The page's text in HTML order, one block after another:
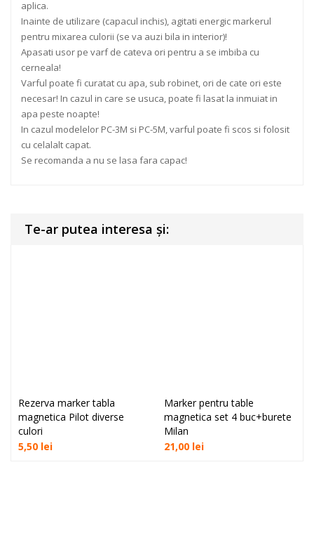
aplica.
Inainte de utilizare (capacul inchis), agitati energic markerul
pentru mixarea culorii (se va auzi bila in interior)!
Apasati usor pe varf de cateva ori pentru a se imbiba cu
cerneala!
Varful poate fi curatat cu apa, sub robinet, ori de cate ori este
necesar! In cazul in care se usuca, poate fi lasat la inmuiat in
apa peste noapte!
In cazul modelelor PC-3M si PC-5M, varful poate fi scos si folosit
cu celalalt capat.
Se recomanda a nu se lasa fara capac!
Te-ar putea interesa și:
Rezerva marker tabla
magnetica Pilot diverse
culori
5,50 lei
Marker pentru table
magnetica set 4 buc+burete
Milan
21,00 lei